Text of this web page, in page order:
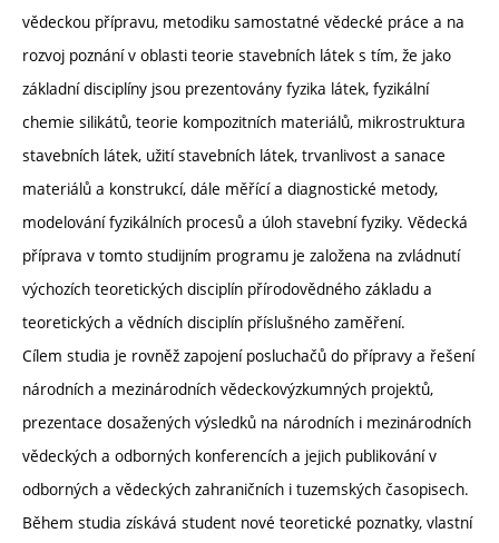
vědeckou přípravu, metodiku samostatné vědecké práce a na
rozvoj poznání v oblasti teorie stavebních látek s tím, že jako
základní disciplíny jsou prezentovány fyzika látek, fyzikální
chemie silikátů, teorie kompozitních materiálů, mikrostruktura
stavebních látek, užití stavebních látek, trvanlivost a sanace
materiálů a konstrukcí, dále měřící a diagnostické metody,
modelování fyzikálních procesů a úloh stavební fyziky. Vědecká
příprava v tomto studijním programu je založena na zvládnutí
výchozích teoretických disciplín přírodovědného základu a
teoretických a vědních disciplín příslušného zaměření.
Cílem studia je rovněž zapojení posluchačů do přípravy a řešení
národních a mezinárodních vědeckovýzkumných projektů,
prezentace dosažených výsledků na národních i mezinárodních
vědeckých a odborných konferencích a jejich publikování v
odborných a vědeckých zahraničních i tuzemských časopisech.
Během studia získává student nové teoretické poznatky, vlastní